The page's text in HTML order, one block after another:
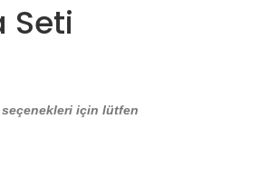
Seti
seçenekleri için lütfen